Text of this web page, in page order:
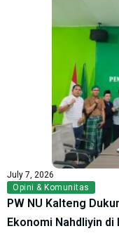
July 7, 2026
Opini & Komunitas
PW NU Kalteng
Ekonomi Nahdliyin di